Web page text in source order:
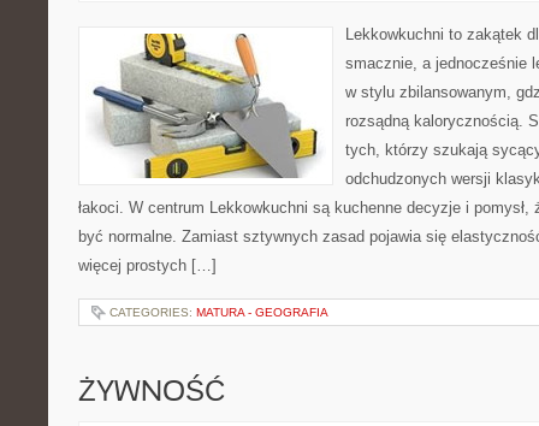
Lekkowkuchni to zakątek
smacznie, a jednocześnie
w stylu zbilansowanym,
rozsądną kalorycznością.
tych, którzy szukają
odchudzonych wersji
łakoci. W centrum Lekkowkuchni są kuchenne decyzje i pomysł,
być normalne. Zamiast sztywnych zasad pojawia się
więcej prostych […]
CATEGORIES: MATURA - GEOGRAFIA
ŻYWNOŚĆ